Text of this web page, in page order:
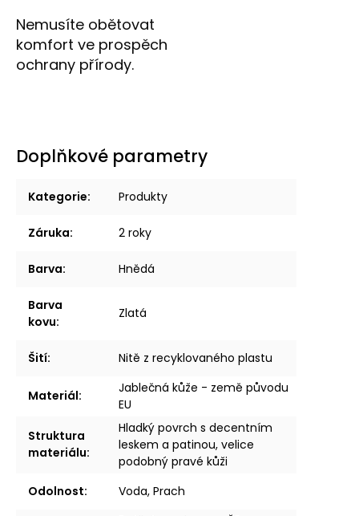
Nemusíte obětovat
komfort ve prospěch
ochrany přírody.
Doplňkové parametry
Kategorie: Produkty
Záruka: 2 roky
Barva: Hnědá
Barva
kovu:
Zlatá
Šití: Nitě z recyklovaného plastu
Materiál:
Jablečná kůže - země původu
EU
Struktura
materiálu:
Hladký povrch s decentním
leskem a patinou, velice
podobný pravé kůži
Odolnost: Voda, Prach